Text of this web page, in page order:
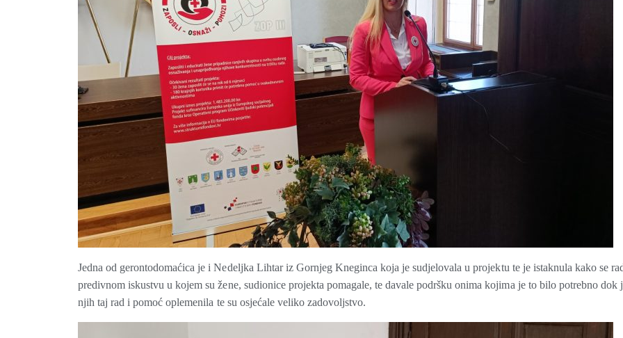
Jedna od gerontodomaćica je i Nedeljka Lihtar iz Gornjeg Kneginca koja je sudjelovala u projektu te je istaknula kako se
predivnom iskustvu u kojem su žene, sudionice projekta pomagale, te davale podršku onima kojima je to bilo potrebno dok
njih taj rad i pomoć oplemenila te su osjećale veliko zadovoljstvo.